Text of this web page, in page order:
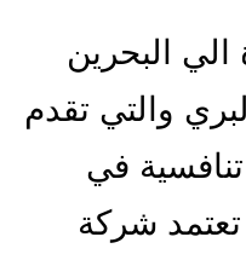
البحرين
والتي تقدم
في
تعتمد شركة